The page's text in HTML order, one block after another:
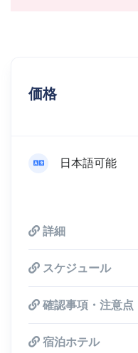
価格
日本語可能
詳細
スケジュール
確認事項・注意点
宿泊ホテル